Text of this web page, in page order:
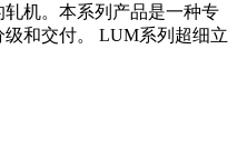
机。本系列产品是一种专
和交付。 LUM系列超细立